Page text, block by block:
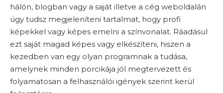
hálón, blogban vagy a saját illetve a cég weboldalán
úgy tudsz megjeleníteni tartalmat, hogy profi
képekkel vagy képes emelni a színvonalat. Ráadásul
ezt saját magad képes vagy elkészíteni, hiszen a
kezedben van egy olyan programnak a tudása,
amelynek minden porcikája jól megtervezett és
folyamatosan a felhasználói igények szerint kerül